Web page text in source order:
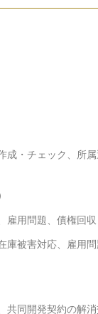
成・チェック、所属
用問題、債権回収
庫被害対応、雇用
共同開発契約の解